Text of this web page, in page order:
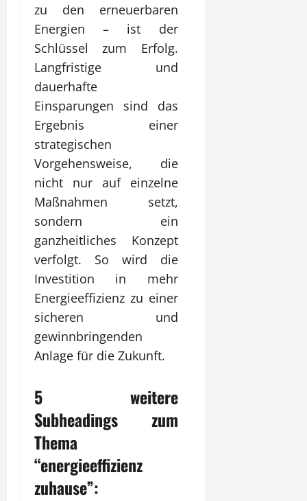
zu den erneuerbaren
Energien – ist der
Schlüssel zum Erfolg.
Langfristige und
dauerhafte
Einsparungen sind das
Ergebnis einer
strategischen
Vorgehensweise, die
nicht nur auf einzelne
Maßnahmen setzt,
sondern ein
ganzheitliches Konzept
verfolgt. So wird die
Investition in mehr
Energieeffizienz zu einer
sicheren und
gewinnbringenden
Anlage für die Zukunft.
5 weitere
Subheadings zum
Thema
“energieeffizienz
zuhause”: